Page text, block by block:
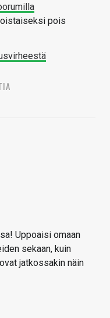
pois
Uppoaisi omaan
sekaan, kuin
jatkossakin näin